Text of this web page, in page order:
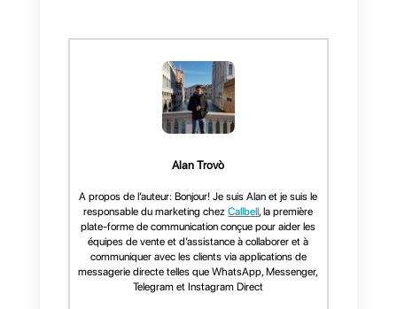
fonctionnalités supplémentaires
mentionnées ci-dessus.